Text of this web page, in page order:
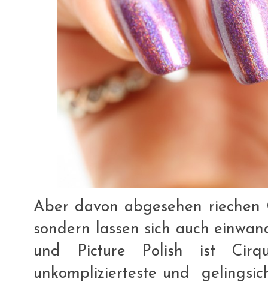
Aber davon abgesehen
sondern lassen sich auch
und Picture Polish ist
unkomplizierteste und